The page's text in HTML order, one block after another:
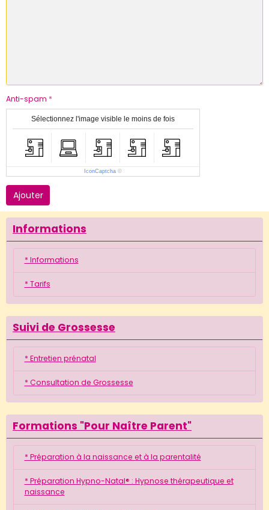
Anti-spam
Sélectionnez l'image visible le moins de fois
IconCaptcha ©
Ajouter
Informations
* Informations
* Tarifs
Suivi de Grossesse
* Entretien prénatal
* Consultation de Grossesse
Formations "Pour Naître Parent"
* Préparation à la naissance et à la parentalité
* Préparation Hypno-Natal® : Hypnose thérapeutique et
naissance